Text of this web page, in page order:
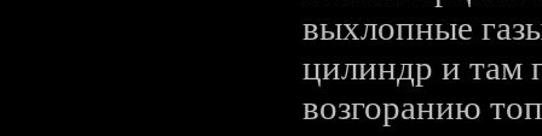
выхлопные
цилиндр и там
возгоранию